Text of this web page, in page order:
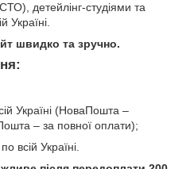
детейлінг-студіями та
Україні.
швидко та зручно.
Україні (НоваПошта –
– за повної оплати);
всій Україні.